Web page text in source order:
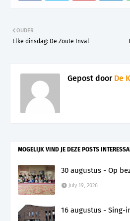
OUDER
Elke dinsdag: De Zoute Inval
Gepost doorDe
MOGELIJK VIND JE DEZE POSTS
30 augustus - Op
July 19, 2026
16 augustus - Sing-